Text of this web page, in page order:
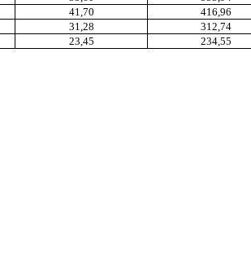
41,70
416,96
31,28
312,74
23,45 234,55